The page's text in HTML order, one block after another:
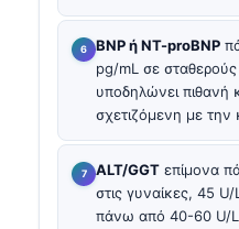
BNP ή NT-proBNP
pg/mL σε σταθερούς
υποδηλώνει πιθανή
σχετιζόμενη με την
ALT/GGT επίμονα
στις γυναίκες, 45
πάνω από 40-60 U/L